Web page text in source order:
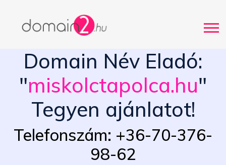
Domain Név Eladó:
"miskolctapolca.hu"
Tegyen ajánlatot!
Telefonszám: +36-70-376-
98-62